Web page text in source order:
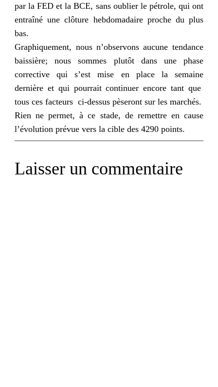
par la FED et la BCE, sans oublier le pétrole, qui ont
entraîné une clôture hebdomadaire proche du plus
bas.
Graphiquement, nous n’observons aucune tendance
baissière; nous sommes plutôt dans une phase
corrective qui s’est mise en place la semaine
dernière et qui pourrait continuer encore tant que
tous ces facteurs ci-dessus pèseront sur les marchés.
Rien ne permet, à ce stade, de remettre en cause
l’évolution prévue vers la cible des 4290 points.
Laisser un commentaire